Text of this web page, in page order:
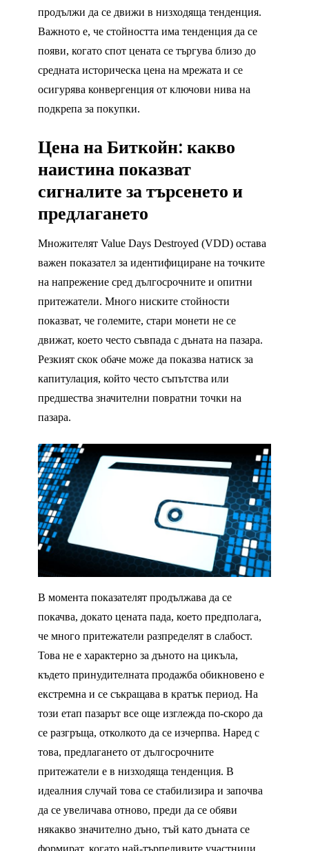
продължи да се движи в низходяща тенденция.
Важното е, че стойността има тенденция да се
появи, когато спот цената се търгува близо до
средната историческа цена на мрежата и се
осигурява конвергенция от ключови нива на
подкрепа за покупки.
Цена на Биткойн: какво
наистина показват
сигналите за търсенето и
предлагането
Множителят Value Days Destroyed (VDD) остава
важен показател за идентифициране на точките
на напрежение сред дългосрочните и опитни
притежатели. Много ниските стойности
показват, че големите, стари монети не се
движат, което често съвпада с дъната на пазара.
Резкият скок обаче може да показва натиск за
капитулация, който често съпътства или
предшества значителни повратни точки на
пазара.
В момента показателят продължава да се
покачва, докато цената пада, което предполага,
че много притежатели разпределят в слабост.
Това не е характерно за дъното на цикъла,
където принудителната продажба обикновено е
екстремна и се съкращава в кратък период. На
този етап пазарът все още изглежда по-скоро да
се разгръща, отколкото да се изчерпва. Наред с
това, предлагането от дългосрочните
притежатели е в низходяща тенденция. В
идеалния случай това се стабилизира и започва
да се увеличава отново, преди да се обяви
някакво значително дъно, тъй като дъната се
формират, когато най-търпеливите участници